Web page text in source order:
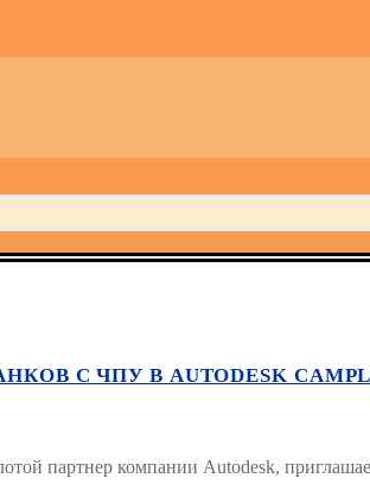
ЧПУ В AUTODESK
партнер компании Autodesk,